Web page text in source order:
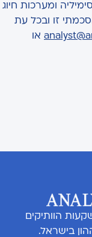
ומערכות חיוג
זו ובכל עת
או
הוותיקים
בישראל.